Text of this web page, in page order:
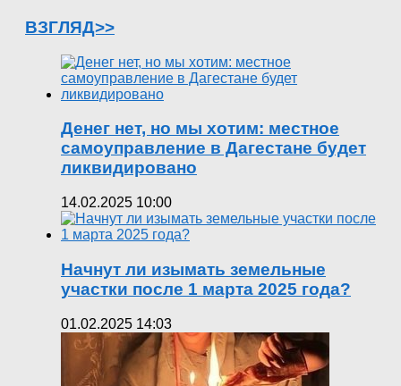
ВЗГЛЯД>>
Денег нет, но мы хотим: местное
самоуправление в Дагестане будет
ликвидировано
14.02.2025 10:00
Начнут ли изымать земельные
участки после 1 марта 2025 года?
01.02.2025 14:03